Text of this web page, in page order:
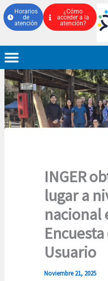
al
contenido
Horarios
de
atención
¿Cómo
acceder a la
atención?
INGER
lugar a
nacional
Usuario
Noviembre 21, 2025